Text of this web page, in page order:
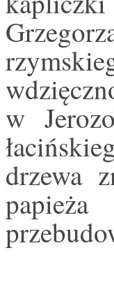
w
drzewa